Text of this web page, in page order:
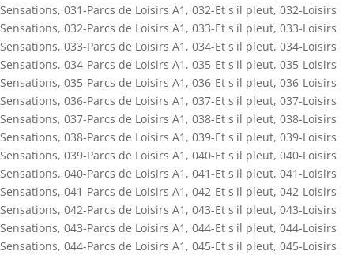
Sensations, 031-Parcs de Loisirs A1 , 032-Et s'il pleut, 032-Loisirs
Sensations, 032-Parcs de Loisirs A1 , 033-Et s'il pleut, 033-Loisirs
Sensations, 033-Parcs de Loisirs A1 , 034-Et s'il pleut, 034-Loisirs
Sensations, 034-Parcs de Loisirs A1 , 035-Et s'il pleut, 035-Loisirs
Sensations, 035-Parcs de Loisirs A1 , 036-Et s'il pleut, 036-Loisirs
Sensations, 036-Parcs de Loisirs A1 , 037-Et s'il pleut, 037-Loisirs
Sensations, 037-Parcs de Loisirs A1 , 038-Et s'il pleut, 038-Loisirs
Sensations, 038-Parcs de Loisirs A1 , 039-Et s'il pleut, 039-Loisirs
Sensations, 039-Parcs de Loisirs A1 , 040-Et s'il pleut, 040-Loisirs
Sensations, 040-Parcs de Loisirs A1 , 041-Et s'il pleut, 041-Loisirs
Sensations, 041-Parcs de Loisirs A1 , 042-Et s'il pleut, 042-Loisirs
Sensations, 042-Parcs de Loisirs A1 , 043-Et s'il pleut, 043-Loisirs
Sensations, 043-Parcs de Loisirs A1 , 044-Et s'il pleut, 044-Loisirs
Sensations, 044-Parcs de Loisirs A1 , 045-Et s'il pleut, 045-Loisirs